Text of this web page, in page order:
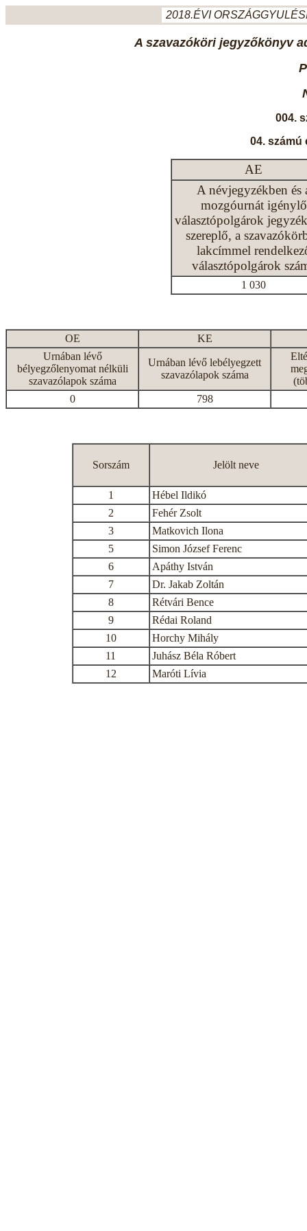
2018.ÉVI
A szavazóköri jegyzőkönyv
004.
04. számú
AE
A névjegyzékben és
mozgóurnát igénylő
választópolgárok
szereplő, a
lakcímmel
választópolgárok
1 030
OE
KE
Urnában lévő
bélyegzőlenyomat nélküli
szavazólapok száma
Urnában lévő lebélyegzett
szavazólapok száma
0
798
Sorszám Jelölt neve
1
Hébel Ildikó
2
Fehér Zsolt
3
Matkovich Ilona
5
Simon József Ferenc
6
Apáthy István
7
Dr. Jakab Zoltán
8
Rétvári Bence
9
Rédai Roland
10
Horchy Mihály
11
Juhász Béla Róbert
12
Maróti Lívia